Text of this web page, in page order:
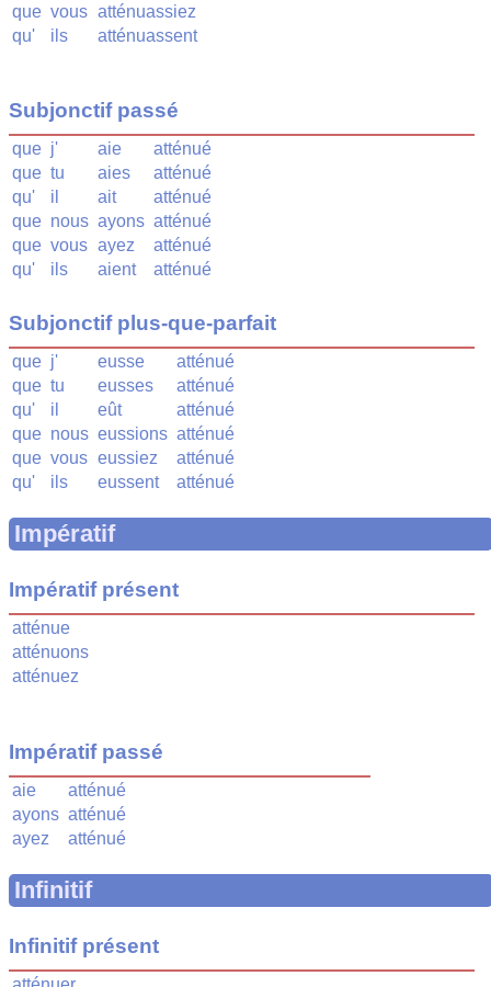
que vous atténuassiez
qu'
ils atténuassent
Subjonctif passé
que j' aie
atténué
que tu aies
atténué
qu'
il ait
atténué
que nous ayons atténué
que vous ayez
atténué
qu'
ils aient atténué
Subjonctif plus-que-parfait
que j' eusse
atténué
que tu eusses
atténué
qu'
il eût
atténué
que nous eussions atténué
que vous eussiez
atténué
qu'
ils eussent atténué
Impératif
Impératif présent
atténue
atténuons
atténuez
Impératif passé
aie
atténué
ayons atténué
ayez
atténué
Infinitif
Infinitif présent